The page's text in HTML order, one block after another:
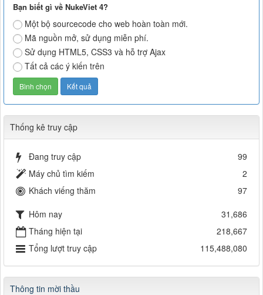
Bạn biết gì về NukeViet 4?
Một bộ sourcecode cho web hoàn toàn mới.
Mã nguồn mở, sử dụng miễn phí.
Sử dụng HTML5, CSS3 và hỗ trợ Ajax
Tất cả các ý kiến trên
Thống kê truy cập
Đang truy cập
99
Máy chủ tìm kiếm
2
Khách viếng thăm
97
Hôm nay
31,686
Tháng hiện tại
218,667
Tổng lượt truy cập
115,488,080
Thông tin mời thầu